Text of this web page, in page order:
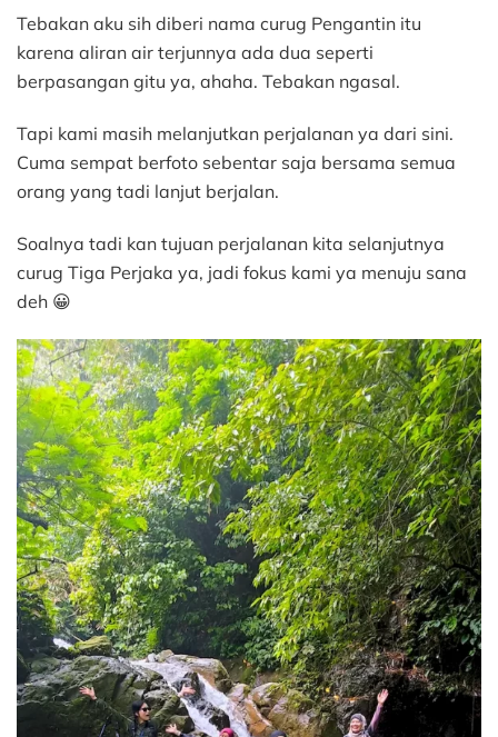
Tebakan aku sih diberi nama curug Pengantin itu
karena aliran air terjunnya ada dua seperti
berpasangan gitu ya, ahaha. Tebakan ngasal.
Tapi kami masih melanjutkan perjalanan ya dari sini.
Cuma sempat berfoto sebentar saja bersama semua
orang yang tadi lanjut berjalan.
Soalnya tadi kan tujuan perjalanan kita selanjutnya
curug Tiga Perjaka ya, jadi fokus kami ya menuju sana
deh 😀